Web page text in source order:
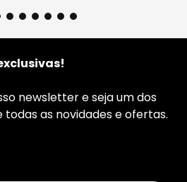
newsletter e seja um dos
as novidades e ofertas.